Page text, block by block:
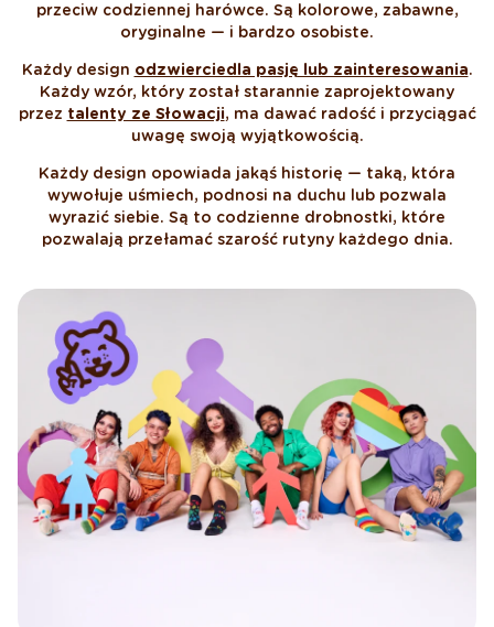
przeciw codziennej harówce. Są kolorowe, zabawne,
oryginalne — i bardzo osobiste.
Każdy design odzwierciedla pasję lub zainteresowania.
Każdy wzór, który został starannie zaprojektowany
przez talenty ze Słowacji, ma dawać radość i przyciągać
uwagę swoją wyjątkowością.
Każdy design opowiada jakąś historię — taką, która
wywołuje uśmiech, podnosi na duchu lub pozwala
wyrazić siebie. Są to codzienne drobnostki, które
pozwalają przełamać szarość rutyny każdego dnia.